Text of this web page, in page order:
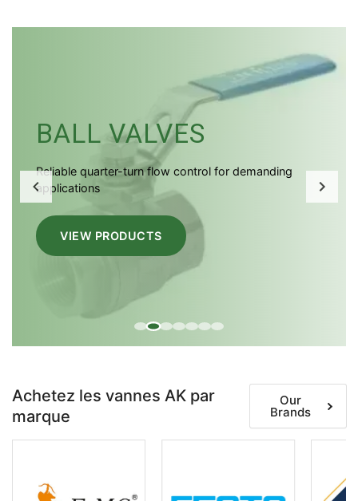
BUTTERFLY VALVES
Lightweight high-performance isolation for efficient
flow management
LEARN MORE
Achetez les vannes AK par
marque
Our
Brands